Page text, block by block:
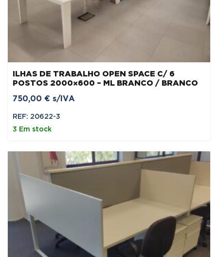
ILHAS DE TRABALHO OPEN SPACE C/ 6
POSTOS 2000×600 – ML BRANCO / BRANCO
750,00 € s/IVA
REF: 20622-3
3 Em stock